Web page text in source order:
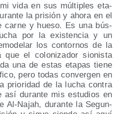
vida en sus múl­ti­ples eta­
la pri­sión y aho­ra en el
car­ne y hue­so. Es una bús­
por la exis­ten­cia y un
los con­tor­nos de la
que el colo­ni­za­dor sio­nis­ta
una de estas eta­pas tie­ne
pero todas con­ver­gen en
prio­ri­dad de la lucha con­tra
así duran­te mis estu­dios en
Al-Najah, duran­te la Segun­